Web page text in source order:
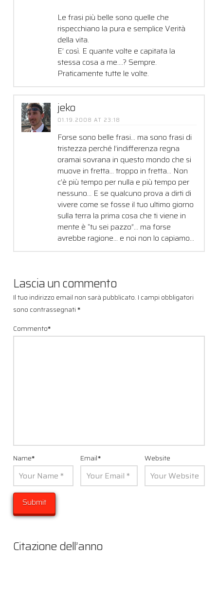
Le frasi più belle sono quelle che
rispecchiano la pura e semplice Verità
della vita.
E’ così. E quante volte e capitata la
stessa cosa a me….? Sempre.
Praticamente tutte le volte.
jeko
01.19.2008 AT 23:18
Forse sono belle frasi… ma sono frasi di
tristezza perché l’indifferenza regna
oramai sovrana in questo mondo che si
muove in fretta… troppo in fretta… Non
c’è più tempo per nulla e più tempo per
nessuno… E se qualcuno prova a dirti di
vivere come se fosse il tuo ultimo giorno
sulla terra la prima cosa che ti viene in
mente è “tu sei pazzo”… ma forse
avrebbe ragione… e noi non lo capiamo…
Lascia un commento
Il tuo indirizzo email non sarà pubblicato. I campi obbligatori
sono contrassegnati*
Commento*
Name* Email* Website
Citazione dell’anno